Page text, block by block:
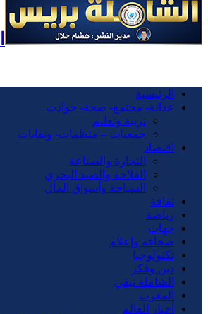
الرئيسية
عدالة- مجتمع- صحة- حوادت
تربية وتعليم
جمعيات – منظمات- ونقابات
اقتصاد
التجارة والصناعة
الفلاحة والصيد البحري
السياحة وأسواق المال
ثقافة
رياضة
جهات
صحافة وإعلام
تكنولوجيا
دين وفكر
الشاملة تيفي
المغرب
أخبار العالم